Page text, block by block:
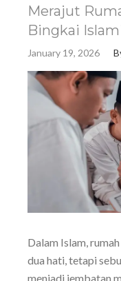
Merajut
Bingkai
January 19, 2026
Dalam Islam,
dua hati, tetapi
menjadi jembatan